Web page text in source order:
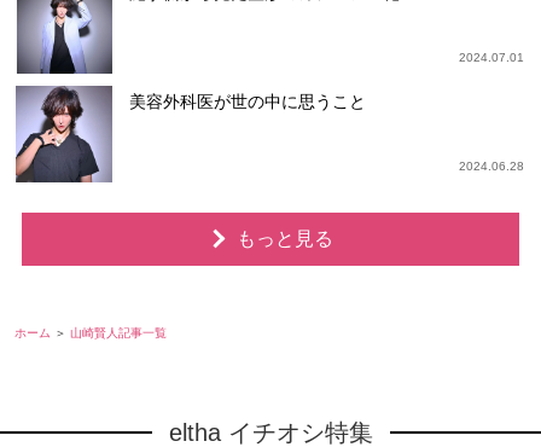
2024.07.01
美容外科医が世の中に思うこと
2024.06.28
もっと見る
ホーム 山崎賢人記事一覧
eltha イチオシ特集